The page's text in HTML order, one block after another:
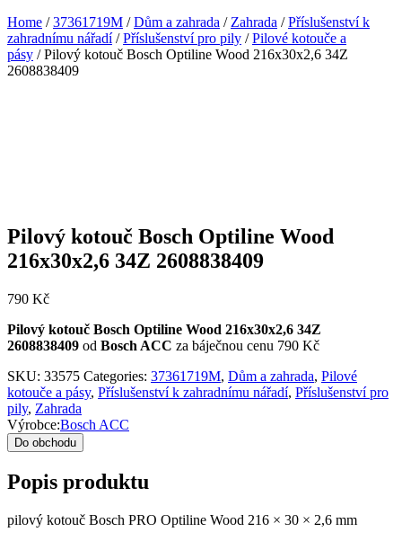
Home /37361719M /Dům a zahrada / Zahrada /Příslušenství k
zahradnímu nářadí/Příslušenství pro pily /Pilové kotouče a
pásy / Pilový kotouč Bosch Optiline Wood 216x30x2,6 34Z
2608838409
Pilový kotouč Bosch Optiline Wood
216x30x2,6 34Z 2608838409
790 Kč
Pilový kotouč Bosch Optiline Wood 216x30x2,6 34Z
2608838409 od Bosch ACC za báječnou cenu 790 Kč
SKU: 33575 Categories: 37361719M, Dům a zahrada, Pilové
kotouče a pásy, Příslušenství k zahradnímu nářadí, Příslušenství pro
pily, Zahrada
Výrobce:Bosch ACC
Do obchodu
Popis produktu
pilový kotouč Bosch PRO Optiline Wood 216 × 30 × 2,6 mm